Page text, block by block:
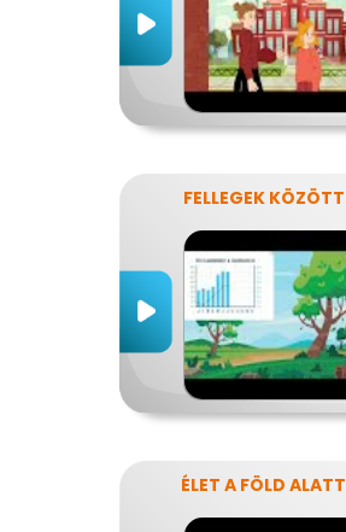
FELLEGEK KÖZÖTT
ÉLET A FÖLD ALATT